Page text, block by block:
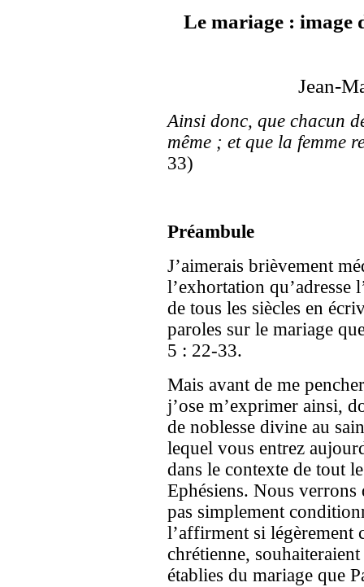
Le mariage : image
Jean-
Ainsi donc, que chacun
même ; et que la femme
33)
Préambule
J’aimerais brièvement
l’exhortation qu’adresse
de tous les siècles en
paroles sur le mariage
5 : 22-33.
Mais avant de me
j’ose m’exprimer ainsi,
de noblesse divine au
lequel vous entrez
dans le contexte de tout
Ephésiens. Nous verrons
pas simplement
l’affirment si légèrement
chrétienne,
établies du mariage que